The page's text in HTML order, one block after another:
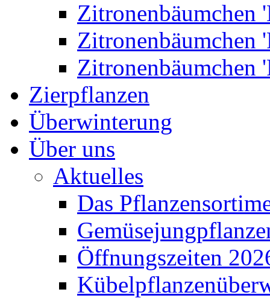
Zitronenbäumchen
Zitronenbäumchen
Zitronenbäumchen
Zierpflanzen
Überwinterung
Über uns
Aktuelles
Das
Öffnungszeiten